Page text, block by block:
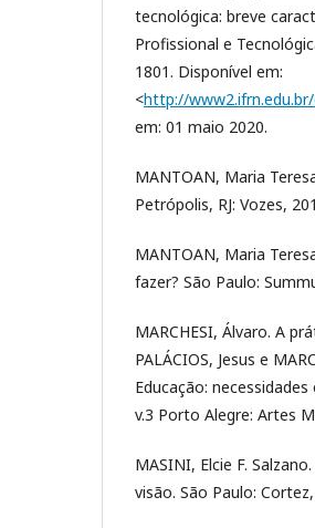
tecnológica: breve
Profissional e
1801. Disponível em:
<http://
em: 01 maio 2020.
MANTOAN, Maria
Petrópolis, RJ: Vozes,
MANTOAN, Maria
fazer? São Paulo:
MARCHESI, Álvaro. A
PALÁCIOS, Jesus e
Educação:
v.3 Porto Alegre: Artes
MASINI, Elcie F.
visão. São Paulo: